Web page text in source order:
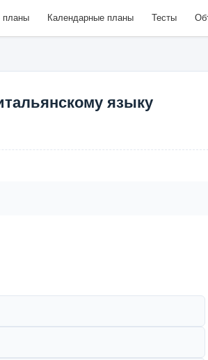
планы Календарные планы Тесты
языку